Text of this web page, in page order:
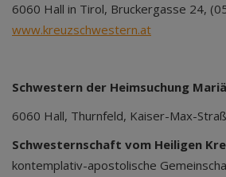
6060 Hall in Tirol, Bruckergasse 24,
www.kreuzschwestern.at
Schwestern der Heimsuchung Mariä
6060 Hall, Thurnfeld, Kaiser-Max-
Schwesternschaft vom Heiligen
kontemplativ-apostolische